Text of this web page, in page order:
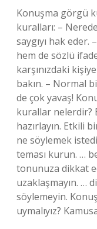
Konuşma görgü
kuralları: –
saygıyı hak
hem de sözlü
karşınızdaki
bakın. – Normal
de çok yavaş!
kurallar nelerdir?
hazırlayın. Etkili
ne söylemek
teması kurun. …
tonunuza dikkat
uzaklaşmayın. …
söylemeyin.
uymalıyız?